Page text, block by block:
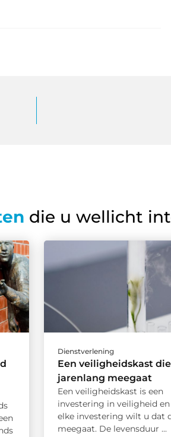
die u wellicht
Dienstverlening
Een veiligheidskast die
jarenlang meegaat
Een veiligheidskast is een
investering in veiligheid en
elke investering wilt u dat
meegaat. De levensduur ...